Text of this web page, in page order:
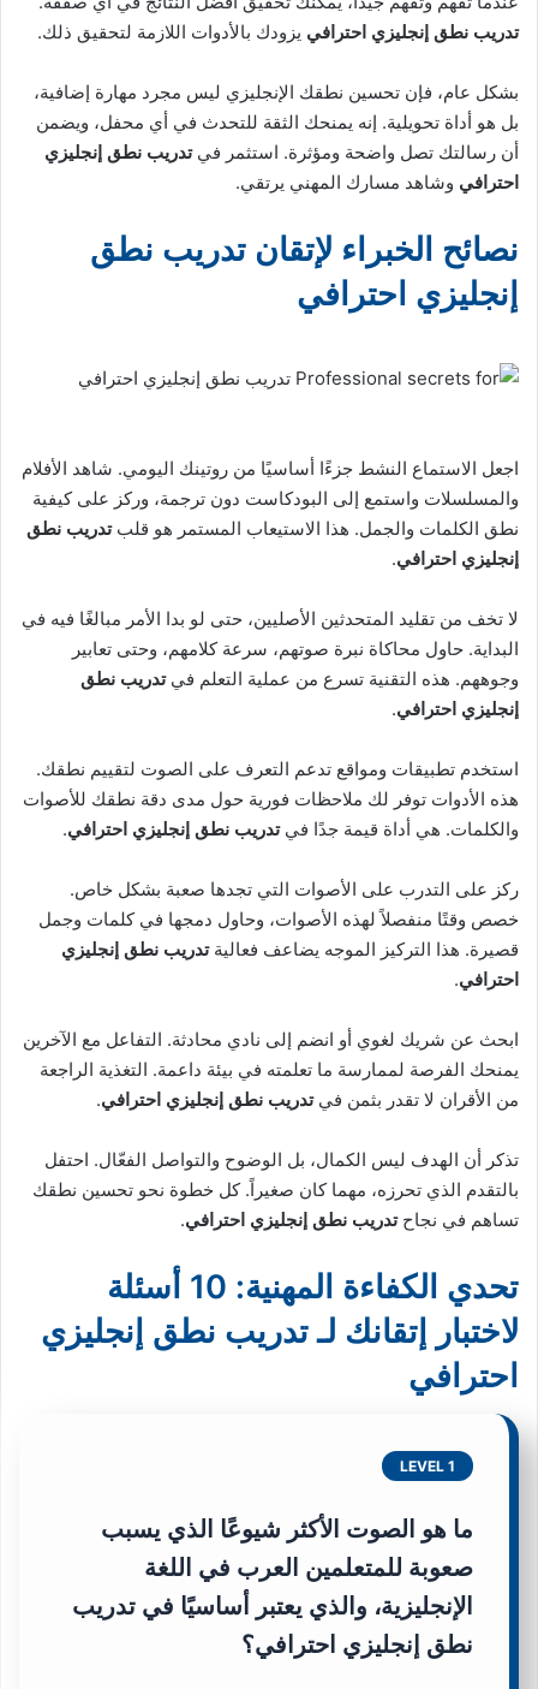
تدريب نطق إنجليزي احترافي يزودك بالأدوات اللازمة لتحقيق ذلك.
بشكل عام، فإن تحسين نطقك الإنجليزي ليس مجرد مهارة إضافية،
بل هو أداة تحويلية. إنه يمنحك الثقة للتحدث في أي محفل، ويضمن
أن رسالتك تصل واضحة ومؤثرة. استثمر فيتدريب نطق إنجليزي
احترافي وشاهد مسارك المهني يرتقي.
نصائح الخبراء لإتقان تدريب نطق
إنجليزي احترافي
اجعل الاستماع النشط جزءًا أساسيًا من روتينك اليومي. شاهد الأفلام
والمسلسلات واستمع إلى البودكاست دون ترجمة، وركز على كيفية
نطق الكلمات والجمل. هذا الاستيعاب المستمر هو قلبتدريب نطق
إنجليزي احترافي.
لا تخف من تقليد المتحدثين الأصليين، حتى لو بدا الأمر مبالغًا فيه في
البداية. حاول محاكاة نبرة صوتهم، سرعة كلامهم، وحتى تعابير
وجوههم. هذه التقنية تسرع من عملية التعلم فيتدريب نطق
إنجليزي احترافي.
استخدم تطبيقات ومواقع تدعم التعرف على الصوت لتقييم نطقك.
هذه الأدوات توفر لك ملاحظات فورية حول مدى دقة نطقك للأصوات
والكلمات. هي أداة قيمة جدًا فيتدريب نطق إنجليزي احترافي.
ركز على التدرب على الأصوات التي تجدها صعبة بشكل خاص.
خصص وقتًا منفصلاً لهذه الأصوات، وحاول دمجها في كلمات وجمل
قصيرة. هذا التركيز الموجه يضاعف فعاليةتدريب نطق إنجليزي
احترافي.
ابحث عن شريك لغوي أو انضم إلى نادي محادثة. التفاعل مع الآخرين
يمنحك الفرصة لممارسة ما تعلمته في بيئة داعمة. التغذية الراجعة
من الأقران لا تقدر بثمن فيتدريب نطق إنجليزي احترافي.
تذكر أن الهدف ليس الكمال، بل الوضوح والتواصل الفعّال. احتفل
بالتقدم الذي تحرزه، مهما كان صغيراً. كل خطوة نحو تحسين نطقك
تساهم في نجاحتدريب نطق إنجليزي احترافي.
تحدي الكفاءة المهنية: 10 أسئلة
لاختبار إتقانك لـ تدريب نطق إنجليزي
احترافي
LEVEL 1
ما هو الصوت الأكثر شيوعًا الذي يسبب
صعوبة للمتعلمين العرب في اللغة
الإنجليزية، والذي يعتبر أساسيًا في تدريب
نطق إنجليزي احترافي؟